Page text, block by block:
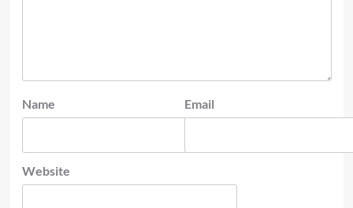
Name Email
Website